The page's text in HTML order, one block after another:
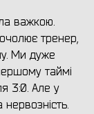
важкою.
тренер,
Ми дуже
таймі
3:0. Але у